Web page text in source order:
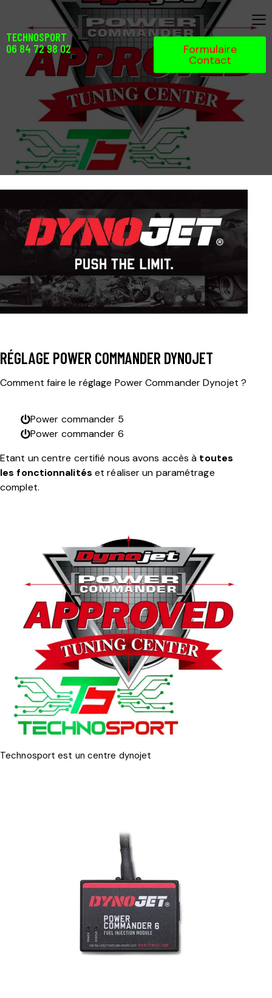
TECHNOSPORT
06 84 72 98 02
Formulaire
Contact
RÉGLAGE POWER COMMANDER DYNOJET
Comment faire le réglage Power Commander Dynojet ?
Power commander 5
Power commander 6
Etant un centre certifié nous avons accès à toutes
les fonctionnalités et réaliser un paramétrage
complet.
Technosport est un centre dynojet